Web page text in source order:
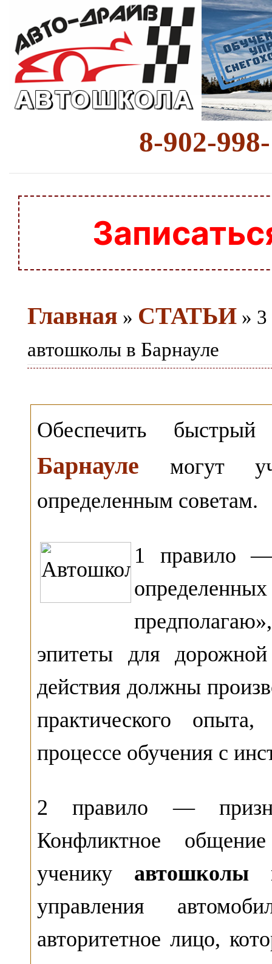
8-902-
Главная » СТАТЬИ » 3
автошколы в Барнауле
Обеспечить
Барнауле могут
определенным советам.
1 правило —
эпитеты для
действия должны
практического
процессе обучения с
2 правило —
Конфликтное
ученику автошколы
управления
авторитетное лицо,